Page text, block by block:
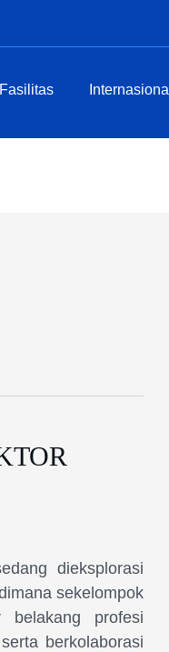
Fasilitas Internasional
dieksplorasi
sekelompok
belakang profesi
berkolaborasi